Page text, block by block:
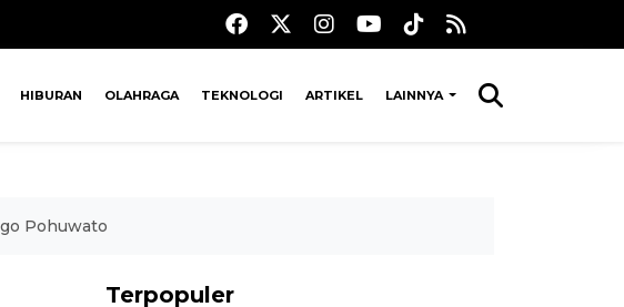
HIBURAN OLAHRAGA TEKNOLOGI ARTIKEL LAINNYA
Pohuwato
Terpopuler